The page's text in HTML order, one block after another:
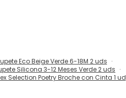
Eco Beige Verde 6-18M 2 uds
Silicona 3-12 Meses Verde 2 uds
Selection Poetry Broche con Cinta 1 ud